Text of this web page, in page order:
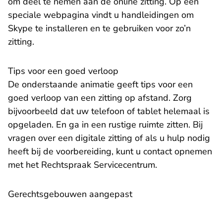
speciale webpagina vindt u handleidingen om
Skype te installeren en te gebruiken voor zo’n
zitting.
Tips voor een goed verloop
De onderstaande animatie geeft tips voor een
goed verloop van een zitting op afstand. Zorg
bijvoorbeeld dat uw telefoon of tablet helemaal is
opgeladen. En ga in een rustige ruimte zitten. Bij
vragen over een digitale zitting of als u hulp nodig
heeft bij de voorbereiding, kunt u contact opnemen
met het Rechtspraak Servicecentrum.
Gerechtsgebouwen aangepast